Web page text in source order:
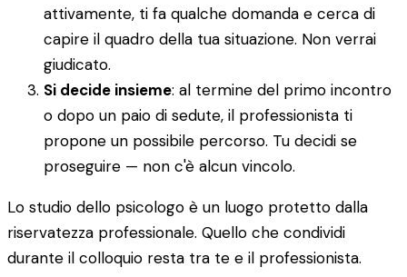
attivamente, ti fa qualche domanda e cerca di
capire il quadro della tua situazione. Non verrai
giudicato.
Si decide insieme: al termine del primo incontro
o dopo un paio di sedute, il professionista ti
propone un possibile percorso. Tu decidi se
proseguire — non c'è alcun vincolo.
Lo studio dello psicologo è un luogo protetto dalla
riservatezza professionale. Quello che condividi
durante il colloquio resta tra te e il professionista.